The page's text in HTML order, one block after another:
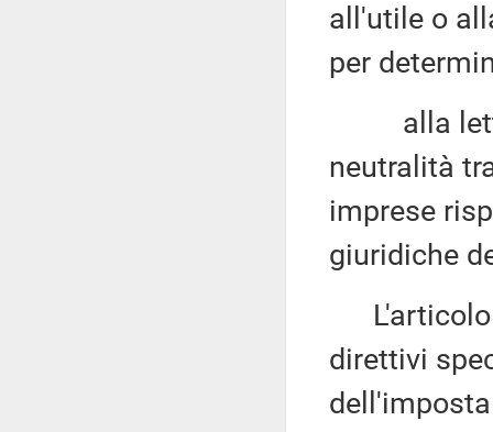
all'utile o
per
alla
neutralità
imprese
giuridiche
L'articolo
direttivi